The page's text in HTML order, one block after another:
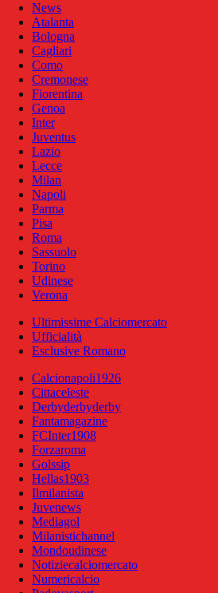
News
Atalanta
Bologna
Cagliari
Como
Cremonese
Fiorentina
Genoa
Inter
Juventus
Lazio
Lecce
Milan
Napoli
Parma
Pisa
Roma
Sassuolo
Torino
Udinese
Verona
Ultimissime Calciomercato
Ufficialità
Esclusive Romano
Calcionapoli1926
Cittaceleste
Derbyderbyderby
Fantamagazine
FCInter1908
Forzaroma
Golssip
Hellas1903
Ilmilanista
Juvenews
Mediagol
Milanistichannel
Mondoudinese
Notiziecalciomercato
Numericalcio